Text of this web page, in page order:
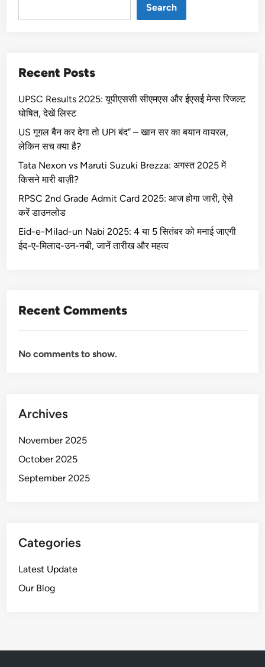
Search
Recent Posts
UPSC Results 2025: यूपीएससी सीएमएस और ईएसई मेन्स रिजल्ट
घोषित, देखें लिस्ट
US गूगल बैन कर देगा तो UPI बंद” – खान सर का बयान वायरल,
लेकिन सच क्या है?
Tata Nexon vs Maruti Suzuki Brezza: अगस्त 2025 में
किसने मारी बाज़ी?
RPSC 2nd Grade Admit Card 2025: आज होगा जारी, ऐसे
करें डाउनलोड
Eid-e-Milad-un Nabi 2025: 4 या 5 सितंबर को मनाई जाएगी
ईद-ए-मिलाद-उन-नबी, जानें तारीख और महत्व
Recent Comments
No comments to show.
Archives
November 2025
October 2025
September 2025
Categories
Latest Update
Our Blog